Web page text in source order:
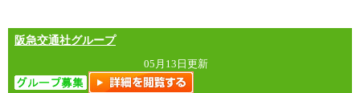
阪急交通社グループ
05月13日更新